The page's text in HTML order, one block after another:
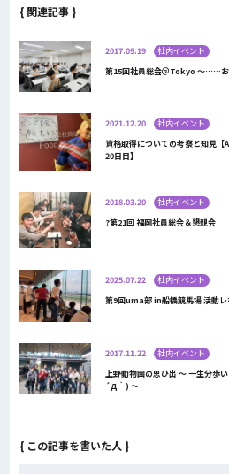
{ 関連記事 }
2017.09.19
社内イベント
第15回社員総会＠Tokyo 〜……
2021.12.20
社内イベント
資格取得についての考察と知見
20日目】
2018.03.20
社内イベント
?第21回 福岡社員総会＆懇親会
2025.07.22
社内イベント
第9回uma部 in船橋競馬場 活動レ
2017.11.22
社内イベント
上野動物園の思ひ出 〜 一生分歩
´Д｀) 〜
{ この記事を書いた人 }